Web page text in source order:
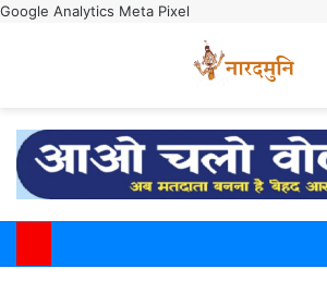
Google Analytics Meta Pixel